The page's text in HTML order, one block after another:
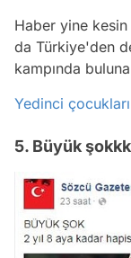
Haber yine
da Türkiye'den
kampında
Yedinci
5. Büyük